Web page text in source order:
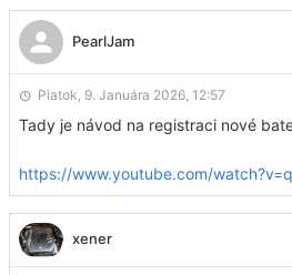
PearlJam
Piatok, 9. Januára 2026, 12:57
Tady je návod na registraci nové
https://www.youtube.com/
xener